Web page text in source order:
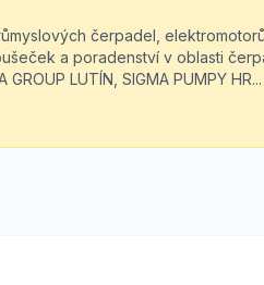
čerpadel,
a poradenství v oblasti
LUTÍN, SIGMA PUMPY HR...